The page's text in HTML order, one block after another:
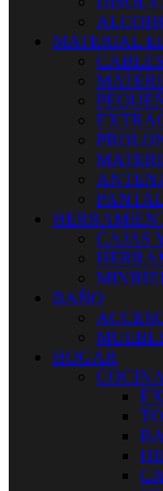
MATERIAL
CAJAS
BAÑO
HOGAR
COCINA